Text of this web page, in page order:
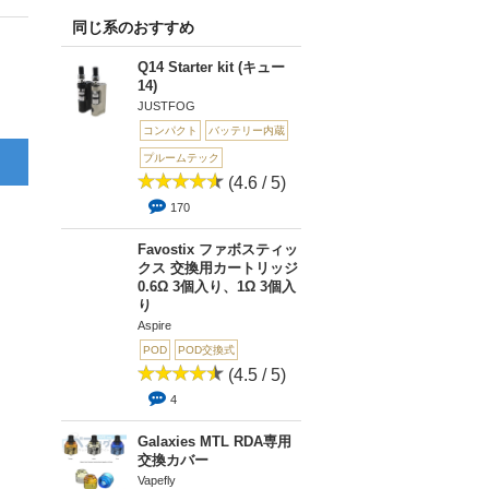
同じ系のおすすめ
Q14 Starter kit (キュー
14)
JUSTFOG
コンパクト バッテリー内蔵
プルームテック
(4.6 / 5)
170
Favostix ファボスティッ
クス 交換用カートリッジ
0.6Ω 3個入り、1Ω 3個入
り
Aspire
POD POD交換式
(4.5 / 5)
4
Galaxies MTL RDA専用
交換カバー
Vapefly